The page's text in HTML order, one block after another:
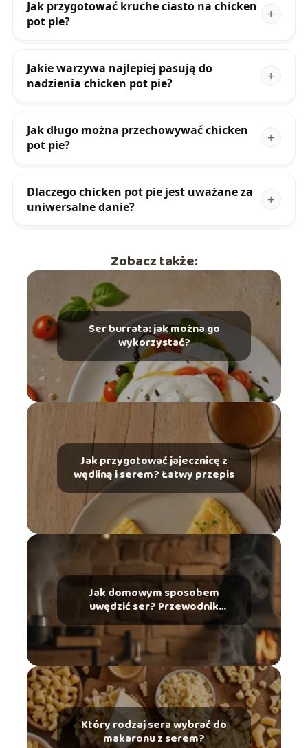
Jak przygotować kruche ciasto na chicken
pot pie?
Jakie warzywa najlepiej pasują do
nadzienia chicken pot pie?
Jak długo można przechowywać chicken
pot pie?
Dlaczego chicken pot pie jest uważane za
uniwersalne danie?
Zobacz także:
Ser burrata: jak można go
wykorzystać?
Jak przygotować jajecznicę z
wędliną i serem? Łatwy przepis
Jak domowym sposobem
uwędzić ser? Przewodnik
praktyczny
Który rodzaj sera wybrać do
makaronu z serem?